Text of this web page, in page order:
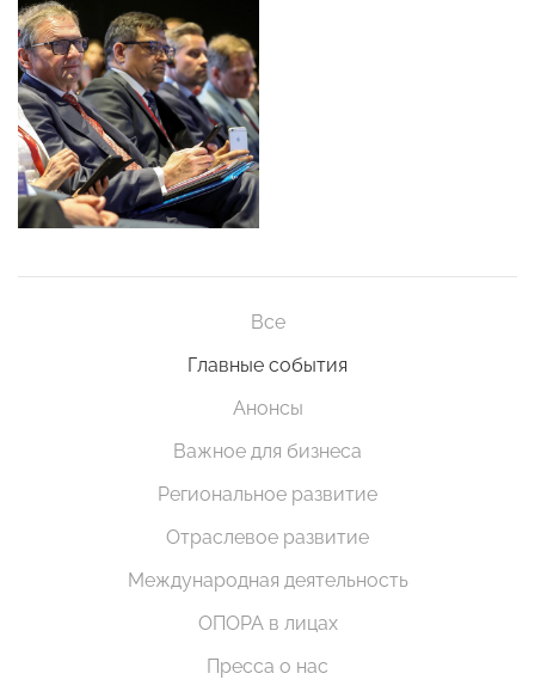
Все
Главные события
Анонсы
Важное для бизнеса
Региональное развитие
Отраслевое развитие
Международная деятельность
ОПОРА в лицах
Пресса о нас